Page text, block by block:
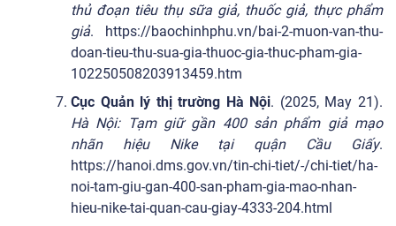
thủ đoạn tiêu thụ sữa giả, thuốc giả, thực phẩm
giả. https://baochinhphu.vn/bai-2-muon-van-thu-
doan-tieu-thu-sua-gia-thuoc-gia-thuc-pham-gia-
102250508203913459.htm
Cục Quản lý thị trường Hà Nội. (2025, May 21).
Hà Nội: Tạm giữ gần 400 sản phẩm giả mạo
nhãn hiệu Nike tại quận Cầu Giấy.
https://hanoi.dms.gov.vn/tin-chi-tiet/-/chi-tiet/ha-
noi-tam-giu-gan-400-san-pham-gia-mao-nhan-
hieu-nike-tai-quan-cau-giay-4333-204.html